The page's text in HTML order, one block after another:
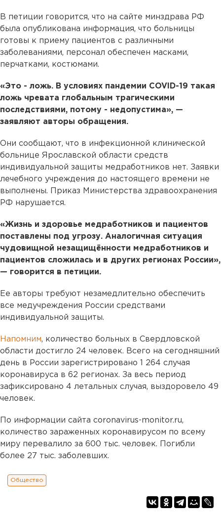
В петиции говорится, что на сайте минздрава РФ
была опубликована информация, что больницы
готовы к приему пациентов с различными
заболеваниями, персонал обеспечен масками,
перчатками, костюмами.
«Это - ложь. В условиях пандемии COVID-19 такая
ложь чревата глобальным трагическими
последствиями, потому - недопустима», —
заявляют авторы обращения.
Они сообщают, что в инфекционной клинической
больнице Ярославской области средств
индивидуальной защиты медработников нет. Заявки
лечебного учреждения до настоящего времени не
выполнены. Приказ Министерства здравоохранения
РФ нарушается.
«Жизнь и здоровье медработников и пациентов
поставлены под угрозу. Аналогичная ситуация
чудовищной незащищённости медработников и
пациентов сложилась и в других регионах России»,
— говорится в петиции.
Ее авторы требуют незамедлительно обеспечить
все медучреждения России средствами
индивидуальной защиты.
Напомним, количество больных в Свердловской
области достигло 24 человек. Всего на сегодняшний
день в России зарегистрировано 1 264 случая
коронавируса в 62 регионах. За весь период
зафиксировано 4 летальных случая, выздоровело 49
человек.
По информации сайта coronavirus-monitor.ru,
количество зараженных коронавирусом по всему
миру перевалило за 600 тыс. человек. Погибли
более 27 тыс. заболевших.
Общество